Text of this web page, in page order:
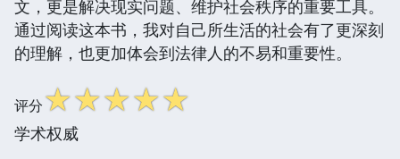
文，更是解决现实问题、维护社会秩序的重要工具。
通过阅读这本书，我对自己所生活的社会有了更深刻
的理解，也更加体会到法律人的不易和重要性。
评分☆☆☆☆☆
学术权威